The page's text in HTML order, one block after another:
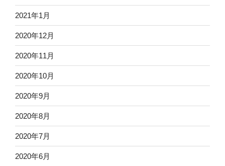
2021年1月
2020年12月
2020年11月
2020年10月
2020年9月
2020年8月
2020年7月
2020年6月